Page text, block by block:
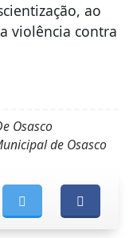
ao
violência contra
Osasco
de Osasco